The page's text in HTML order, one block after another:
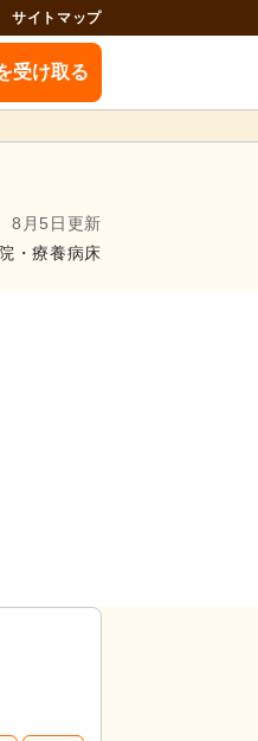
サイトマップ
受け取る
8月5日更新
・療養病床